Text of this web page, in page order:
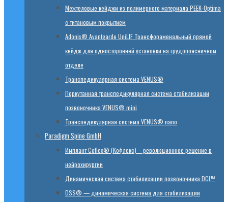
Mежтеловые кейджи из полимерного материала PEEK-Optima
с титановым покрытием
Adonis® Avantgarde UniLIF Трансфораменальный прямой
кейдж для односторонней установки на грудопоясничном
отделе
Транспедикулярная система VENUS®
Перкутанная транспедикулярная система стабилизации
позвоночника VENUS® mini
Транспедикулярная система VENUS® nano
Paradigm Spine GmbH
Имплант Coflex® (Кофлекс) – революционное решение в
нейрохирургии
Динамическая система стабилизации позвоночника DCI™
DSS® — динамическая система для стабилизации